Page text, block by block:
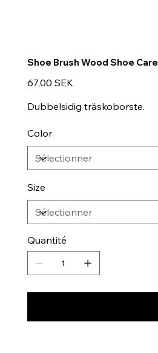
Shoe Brush Wood Shoe Care
Prix
67,00 SEK
Dubbelsidig träskoborste.
Color
Size
Quantité